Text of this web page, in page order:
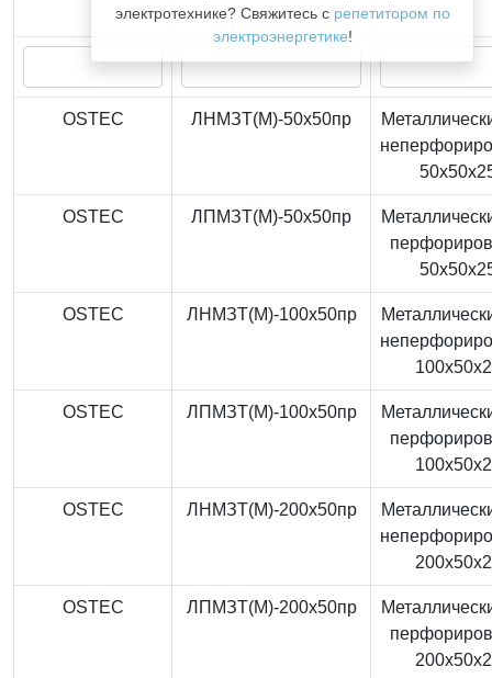
электротехнике? Свяжитесь с репетитором по
электроэнергетике!
OSTEC ЛНМЗТ(М)-50x50пр
OSTEC ЛПМЗТ(М)-50x50пр
OSTEC ЛНМЗТ(М)-100x50пр
OSTEC ЛПМЗТ(М)-100x50пр
OSTEC ЛНМЗТ(М)-200x50пр
OSTEC ЛПМЗТ(М)-200x50пр